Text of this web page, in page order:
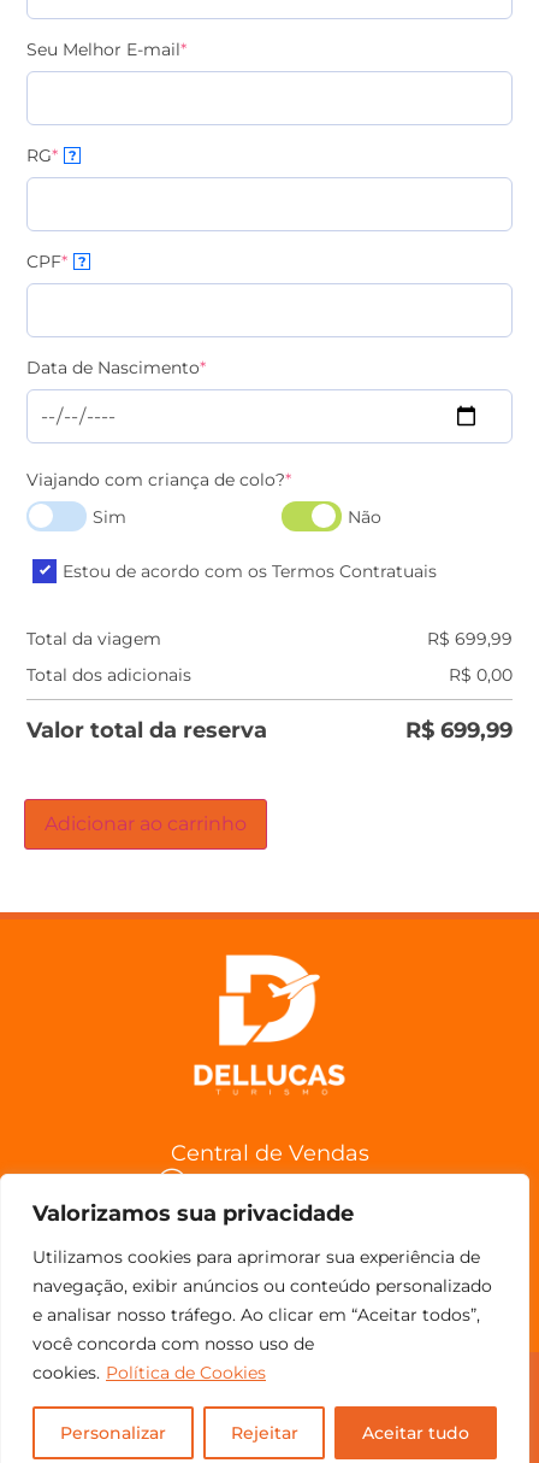
Valorizamos sua privacidade
Utilizamos cookies para aprimorar sua experiência de
navegação, exibir anúncios ou conteúdo personalizado
e analisar nosso tráfego. Ao clicar em “Aceitar todos”,
você concorda com nosso uso de
cookies. Política de Cookies
Personalizar Rejeitar Aceitar tudo
Seu Melhor E-mail*
RG* ?
CPF* ?
Data de Nascimento*
Viajando com criança de colo?*
Sim
Não
Estou de acordo com os Termos Contratuais
Total da viagem R$ 699,99
Total dos adicionais
R$ 0,00
Valor total da reserva R$ 699,99
Adicionar ao carrinho
Central de Vendas
Confira a Política de Cancelamentos
© Copyright 2023 - Todos os direitos reservados.